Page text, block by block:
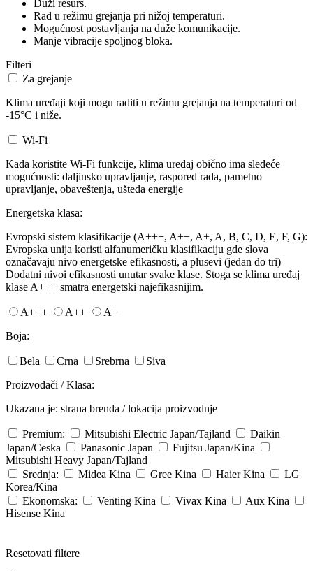
Duži resurs.
Rad u režimu grejanja pri nižoj temperaturi.
Mogućnost postavljanja na duže komunikacije.
Manje vibracije spoljnog bloka.
Filteri
Za grejanje
Klima uređaji koji mogu raditi u režimu grejanja na temperaturi od
-15°C i niže.
Wi-Fi
Kada koristite Wi-Fi funkcije, klima uređaj obično ima sledeće
mogućnosti: daljinsko upravljanje, raspored rada, pametno
upravljanje, obaveštenja, ušteda energije
Energetska klasa:
Evropski sistem klasifikacije (A+++, A++, A+, A, B, C, D, E, F, G):
Evropska unija koristi alfanumeričku klasifikaciju gde slova
označavaju nivo energetske efikasnosti, a plusevi (jedan do tri)
Dodatni nivoi efikasnosti unutar svake klase. Stoga se klima uređaj
klase A+++ smatra energetski najefikasnijim.
A+++ A++
A+
Boja:
Bela Crna Srebrna
Siva
Proizvođači / Klasa:
Ukazana je: strana brenda / lokacija proizvodnje
Premium: Mitsubishi Electric Japan/Tajland
Daikin
Japan/Ceska
Panasonic Japan Fujitsu Japan/Kina
Mitsubishi Heavy Japan/Tajland
Srednja:
Midea Kina Gree Kina Haier Kina
LG
Korea/Kina
Ekonomska:
Venting Kina Vivax Kina Aux Kina
Hisense Kina
Resetovati filtere